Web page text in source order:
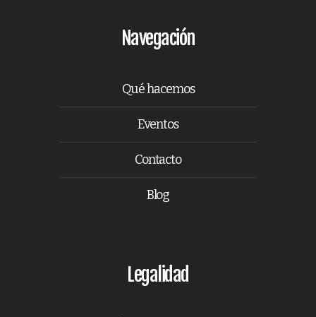
Navegación
Qué hacemos
Eventos
Contacto
Blog
Legalidad